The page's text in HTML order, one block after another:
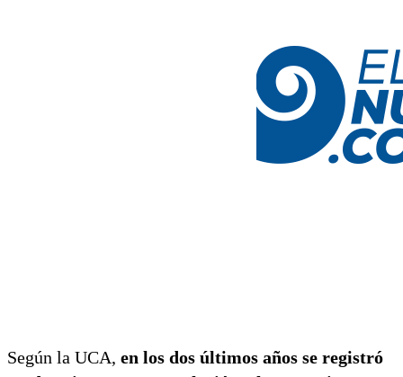
Según la UCA, en los dos últimos años se registró